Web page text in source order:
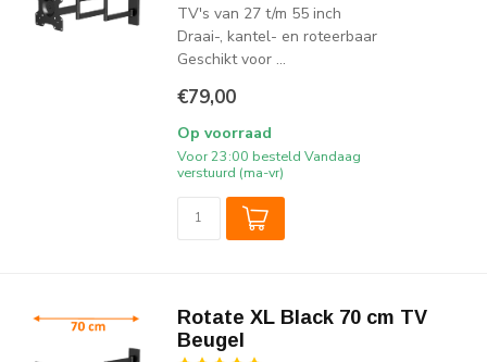
TV's van 27 t/m 55 inch
Draai-, kantel- en roteerbaar
Geschikt voor ...
€79,00
Op voorraad
Voor 23:00 besteld Vandaag
verstuurd (ma-vr)
Rotate XL Black 70 cm TV
Beugel